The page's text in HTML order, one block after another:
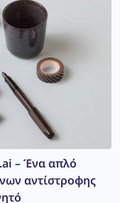
– Ένα απλό
αντίστροφης